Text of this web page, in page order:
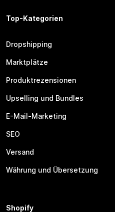
Top-Kategorien
Dropshipping
Marktplätze
Produktrezensionen
Upselling und Bundles
E-Mail-Marketing
SEO
Versand
Währung und Übersetzung
Shopify